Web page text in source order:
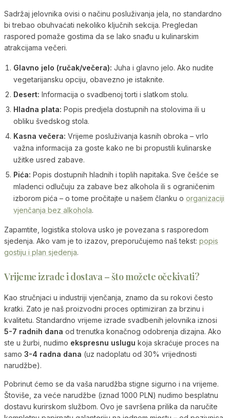
Sadržaj jelovnika ovisi o načinu posluživanja jela, no standardno
bi trebao obuhvaćati nekoliko ključnih sekcija. Pregledan
raspored pomaže gostima da se lako snađu u kulinarskim
atrakcijama večeri.
Glavno jelo (ručak/večera): Juha i glavno jelo. Ako nudite
vegetarijansku opciju, obavezno je istaknite.
Desert: Informacija o svadbenoj torti i slatkom stolu.
Hladna plata: Popis predjela dostupnih na stolovima ili u
obliku švedskog stola.
Kasna večera: Vrijeme posluživanja kasnih obroka – vrlo
važna informacija za goste kako ne bi propustili kulinarske
užitke usred zabave.
Pića: Popis dostupnih hladnih i toplih napitaka. Sve češće se
mladenci odlučuju za zabave bez alkohola ili s ograničenim
izborom pića – o tome pročitajte u našem članku o organizaciji
vjenčanja bez alkohola.
Zapamtite, logistika stolova usko je povezana s rasporedom
sjedenja. Ako vam je to izazov, preporučujemo naš tekst: popis
gostiju i plan sjedenja.
Vrijeme izrade i dostava – što možete očekivati?
Kao stručnjaci u industriji vjenčanja, znamo da su rokovi često
kratki. Zato je naš proizvodni proces optimiziran za brzinu i
kvalitetu. Standardno vrijeme izrade svadbenih jelovnika iznosi
5-7 radnih dana od trenutka konačnog odobrenja dizajna. Ako
ste u žurbi, nudimo ekspresnu uslugu koja skraćuje proces na
samo 3-4 radna dana (uz nadoplatu od 30% vrijednosti
narudžbe).
Pobrinut ćemo se da vaša narudžba stigne sigurno i na vrijeme.
Štoviše, za veće narudžbe (iznad 1000 PLN) nudimo besplatnu
dostavu kurirskom službom. Ovo je savršena prilika da naručite